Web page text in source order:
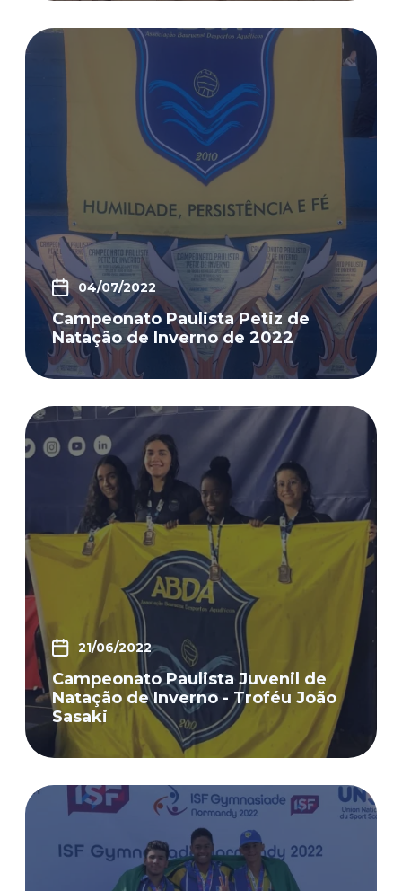
04/07/2022
Campeonato Paulista Petiz de
Natação de Inverno de 2022
21/06/2022
Campeonato Paulista Juvenil de
Natação de Inverno - Troféu João
Sasaki